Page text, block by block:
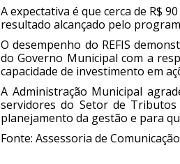
A expectativa é que cerca de R$
resultado alcançado pelo
O desempenho do REFIS
do Governo Municipal com a
capacidade de investimento em
A Administração Municipal
servidores do Setor de
planejamento da gestão e para
Fonte: Assessoria de Comunicação